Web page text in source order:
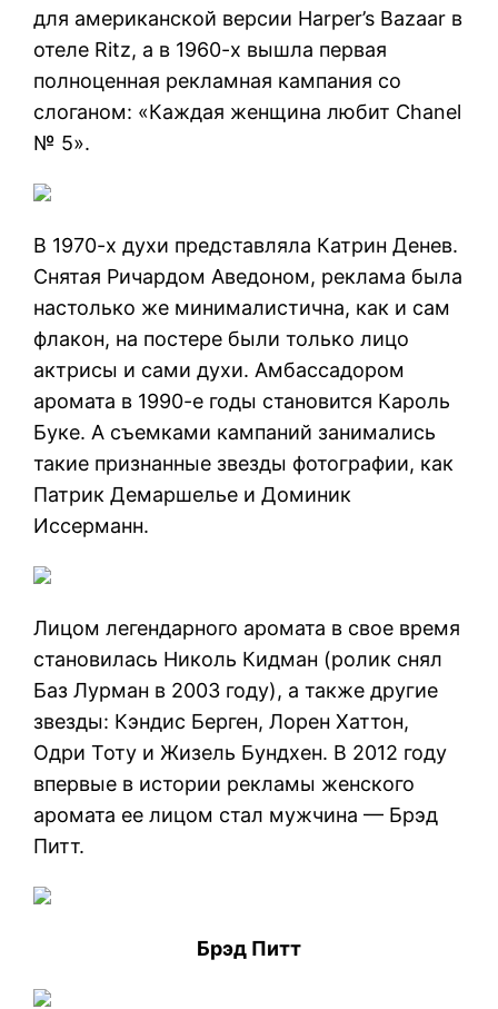
для американской версии Harper’s Bazaar в
отеле Ritz, а в 1960-х вышла первая
полноценная рекламная кампания со
слоганом: «Каждая женщина любит Chanel
№ 5».
В 1970-х духи представляла Катрин Денев.
Снятая Ричардом Аведоном, реклама была
настолько же минималистична, как и сам
флакон, на постере были только лицо
актрисы и сами духи. Амбассадором
аромата в 1990-е годы становится Кароль
Буке. А съемками кампаний занимались
такие признанные звезды фотографии, как
Патрик Демаршелье и Доминик
Иссерманн.
Лицом легендарного аромата в свое время
становилась Николь Кидман (ролик снял
Баз Лурман в 2003 году), а также другие
звезды: Кэндис Берген, Лорен Хаттон,
Одри Тоту и Жизель Бундхен. В 2012 году
впервые в истории рекламы женского
аромата ее лицом стал мужчина — Брэд
Питт.
Брэд Питт